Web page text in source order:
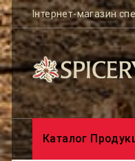
Інтернет-магазин
Каталог